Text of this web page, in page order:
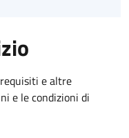
e altre
e le condizioni di